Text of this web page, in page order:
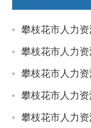
攀枝花市人力
攀枝花市人力
攀枝花市人力
攀枝花市人力
攀枝花市人力